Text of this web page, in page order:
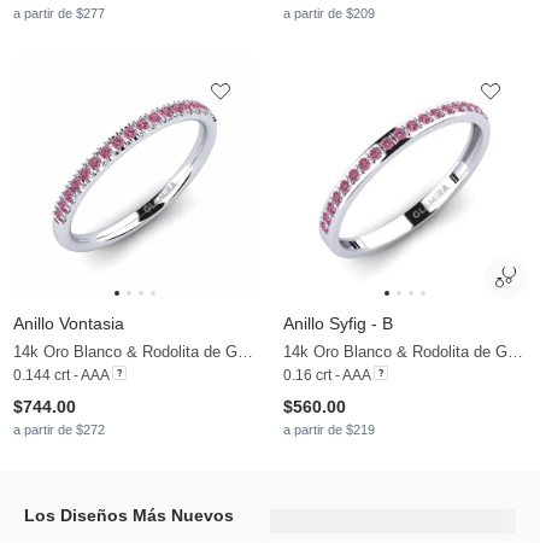
a partir de $277 a partir de $209
Anillo Vontasia
0.144 crt - AAA
$744.00
a partir de $272
Anillo Syfig - B
0.16 crt - AAA
$560.00
a partir de $219
Los Diseños Más Nuevos